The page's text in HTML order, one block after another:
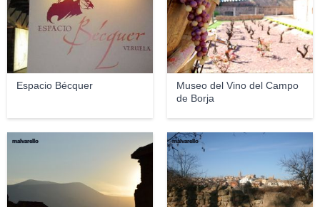
Espacio Bécquer
Museo del Vino del Campo
de Borja
malvarello malvarello